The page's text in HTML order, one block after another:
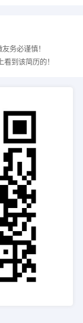
务必谨慎！
到该简历的！